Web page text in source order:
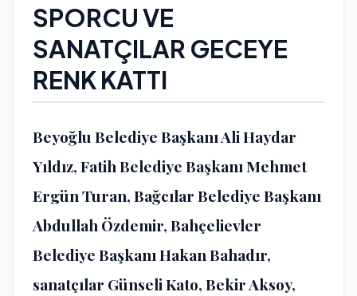
SPORCU VE
SANATÇILAR GECEYE
RENK KATTI
Beyoğlu Belediye Başkanı Ali Haydar
Yıldız, Fatih Belediye Başkanı Mehmet
Ergün Turan, Bağcılar Belediye Başkanı
Abdullah Özdemir, Bahçelievler
Belediye Başkanı Hakan Bahadır,
sanatçılar Günseli Kato, Bekir Aksoy,